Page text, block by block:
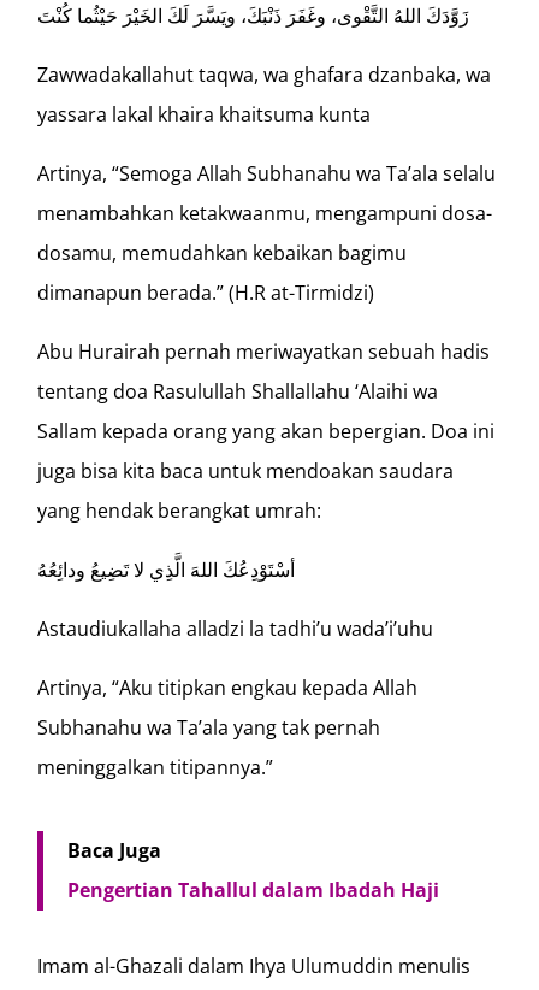
زَوَّدَكَ اللهُ التَّقْوى، وغَفَرَ ذَنْبَكَ، ويَسَّرَ لَكَ الخَيْرَ حَيْثُما كُنْتَ
Zawwadakallahut taqwa, wa ghafara dzanbaka, wa
yassara lakal khaira khaitsuma kunta
Artinya, “Semoga Allah Subhanahu wa Ta’ala selalu
menambahkan ketakwaanmu, mengampuni dosa-
dosamu, memudahkan kebaikan bagimu
dimanapun berada.” (H.R at-Tirmidzi)
Abu Hurairah pernah meriwayatkan sebuah hadis
tentang doa Rasulullah Shallallahu ‘Alaihi wa
Sallam kepada orang yang akan bepergian. Doa ini
juga bisa kita baca untuk mendoakan saudara
yang hendak berangkat umrah:
أسْتَوْدِعُكَ اللهَ الَّذِي لا تَضِيعُ ودائِعُهُ
Astaudiukallaha alladzi la tadhi’u wada’i’uhu
Artinya, “Aku titipkan engkau kepada Allah
Subhanahu wa Ta’ala yang tak pernah
meninggalkan titipannya.”
Baca Juga
Pengertian Tahallul dalam Ibadah Haji
Imam al-Ghazali dalam Ihya Ulumuddin menulis